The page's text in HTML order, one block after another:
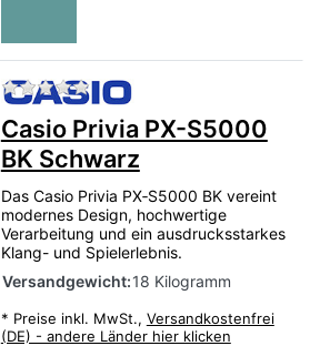
Zu diesem Produkt liegen
Casio Privia PX-S5000
BK Schwarz
Das Casio Privia PX‑S5000 BK vereint
modernes Design, hochwertige
Verarbeitung und ein ausdrucksstarkes
Klang- und Spielerlebnis.
Versandgewicht:18 Kilogramm
* Preise inkl. MwSt., Versandkostenfrei
(DE) - andere Länder hier klicken